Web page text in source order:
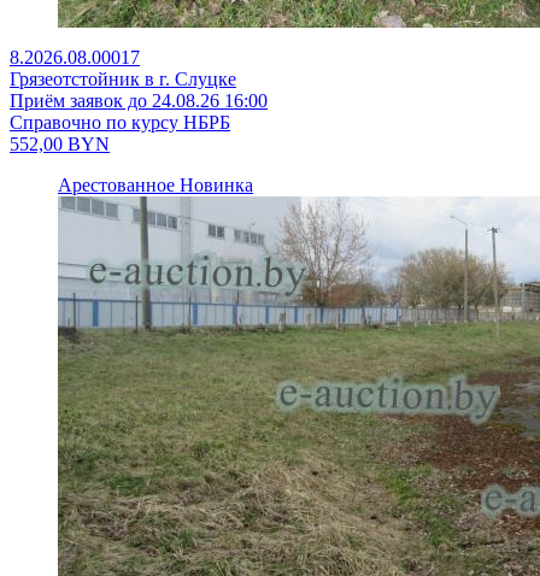
8.2026.08.00017
Грязеотстойник в г. Слуцке
Приём заявок до 24.08.26 16:00
Справочно по курсу НБРБ
552,00 BYN
Арестованное Новинка